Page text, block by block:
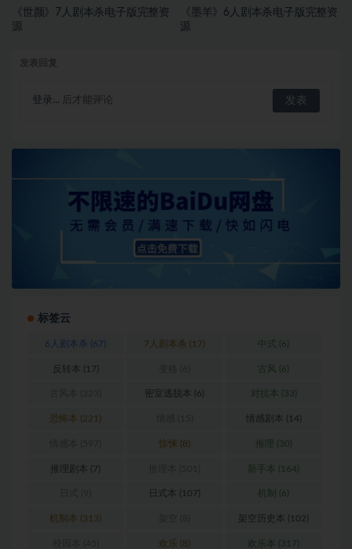
《世颜》7人剧本杀电子版完整资
源
《墨羊》6人剧本杀电子版完整资
源
登录... 后才能评论
标签云
6人剧本杀 (67) 7人剧本杀 (17) 中式 (6)
反转本 (17) 古风 (6)
密室逃脱本 (6) 对抗本 (33)
恐怖本 (221) 情感剧本 (14)
惊悚 (8) 推理 (30)
推理剧本 (7) 新手本 (164)
日式本 (107) 机制 (6)
机制本 (313) 架空历史本 (102)
欢乐 (8) 欢乐本 (317)